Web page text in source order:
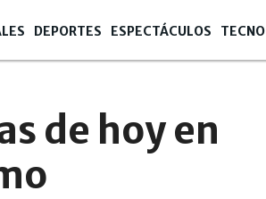
DEPORTES ESPECTÁCULOS TECNO
de hoy en